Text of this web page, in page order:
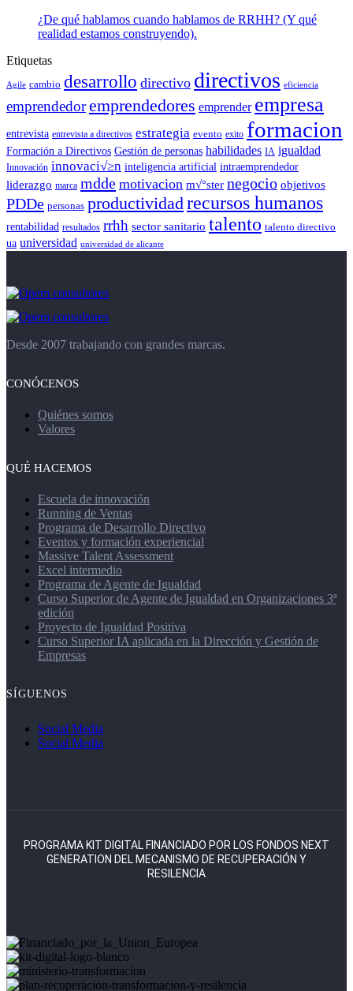
¿De qué hablamos cuando hablamos de RRHH? (Y qué
realidad estamos construyendo).
Etiquetas
Agile cambio desarrollo directivo directivos eficiencia
emprendedoremprendedores emprender empresa
entrevista entrevista a directivos estrategia evento exito formacion
Formación a Directivos Gestión de personas habilidades IA igualdad
Innovación innovaci√≥n inteligencia artificial intraemprendedor
liderazgo marca mdde motivacion m√°ster negocio objetivos
PDDe personas productividadrecursos humanos
rentabilidad resultados rrhh sector sanitario talento talento directivo
ua universidad universidad de alicante
Desde 2007 trabajando con grandes marcas.
CONÓCENOS
Quiénes somos
Valores
QUÉ HACEMOS
Escuela de innovación
Running de Ventas
Programa de Desarrollo Directivo
Eventos y formación experiencial
Massive Talent Assessment
Excel intermedio
Programa de Agente de Igualdad
Curso Superior de Agente de Igualdad en Organizaciones 3ª
edición
Proyecto de Igualdad Positiva
Curso Superior IA aplicada en la Dirección y Gestión de
Empresas
SÍGUENOS
Social Media
Social Media
PROGRAMA KIT DIGITAL FINANCIADO POR LOS FONDOS NEXT
GENERATION DEL MECANISMO DE RECUPERACIÓN Y
RESILENCIA